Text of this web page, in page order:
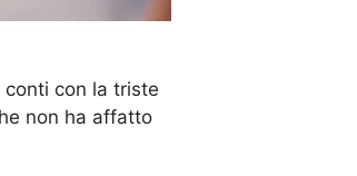
conti con la triste
non ha affatto